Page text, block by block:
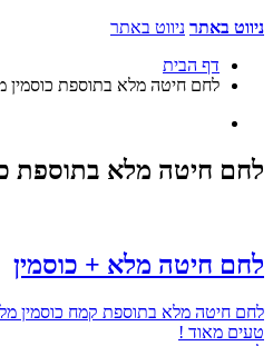
ניווט באתר ניווט באתר
דף הבית
לחם חיטה מלא בתוספת כוסמין
לחם חיטה מלא בתוספת
לחם חיטה מלא + כוסמין
לחם חיטה מלא בתוספת קמח כוסמין
טעים מאוד !